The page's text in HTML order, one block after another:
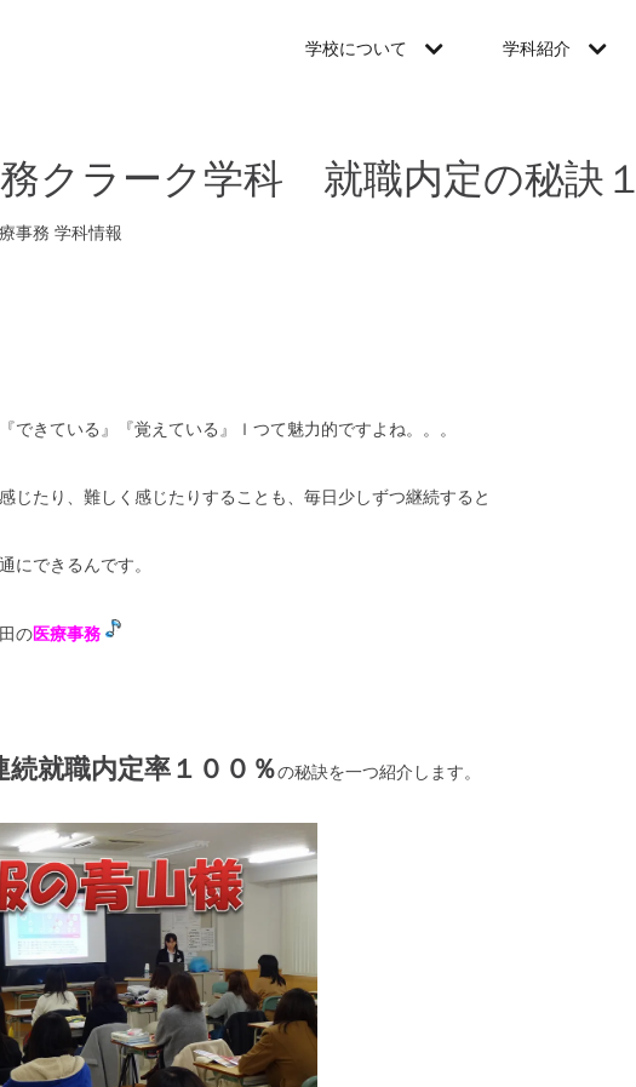
学校について 学科紹介
クラーク学科 就職内定の秘訣１
事務 学科情報
できている』『覚えている』ｌつて魅力的ですよね。。。
じたり、難しく感じたりすることも、毎日少しずつ継続すると
にできるんです。
の医療事務
続就職内定率１００％の秘訣を一つ紹介します。